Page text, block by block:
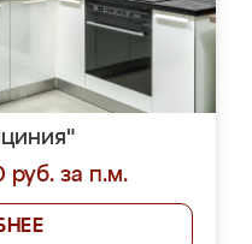
руб. за п.м.